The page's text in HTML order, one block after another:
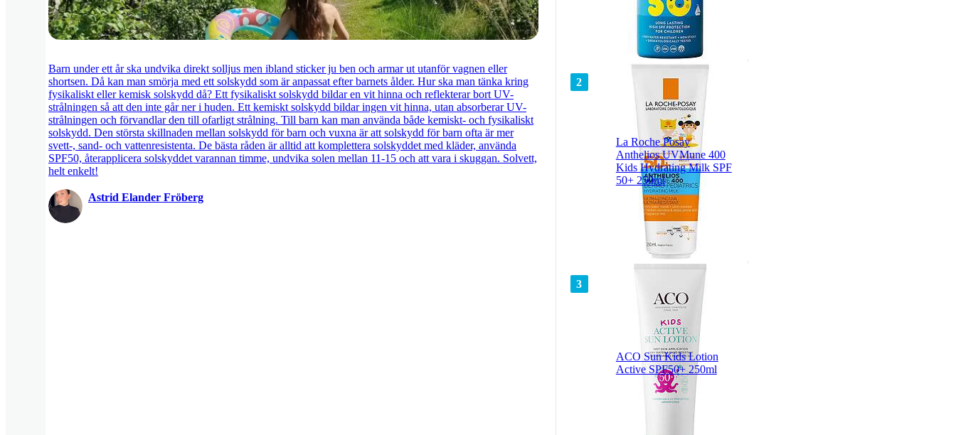
Barn under ett år ska undvika direkt solljus men ibland sticker ju ben och armar ut utanför vagnen eller
shortsen. Då kan man smörja med ett solskydd som är anpassat efter barnets ålder. Hur ska man tänka kring
fysikaliskt eller kemisk solskydd då? Ett fysikaliskt solskydd bildar en vit hinna och reflekterar bort UV-
strålningen så att den inte går ner i huden. Ett kemiskt solskydd bildar ingen vit hinna, utan absorberar UV-
strålningen och förvandlar den till ofarligt strålning. Till barn kan man använda både kemiskt- och fysikaliskt
solskydd. Den största skillnaden mellan solskydd för barn och vuxna är att solskydd för barn ofta är mer
svett-, sand- och vattenresistenta. De bästa råden är alltid att komplettera solskyddet med kläder, använda
SPF50, återapplicera solskyddet varannan timme, undvika solen mellan 11-15 och att vara i skuggan. Solvett,
helt enkelt!
Astrid Elander Fröberg
2
La Roche Posay
Anthelios UVMune 400
Kids Hydrating Milk SPF
50+ 250ml
3
ACO Sun Kids Lotion
Active SPF50+ 250ml